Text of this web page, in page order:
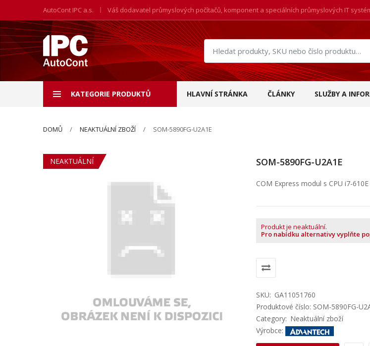
AutoCont IPC a.s. Váš dodavatel průmyslových počítačů, komponent a speciálních průmyslových IT
Hledat
produkty
KATEGORIE PRODUKTŮ HLAVNÍ STRÁNKA ČLÁNKY SLUŽBY A
DOMŮ NEAKTUÁLNÍ ZBOŽÍ SOM-5890FG-U2A1E
NEAKTUÁLNÍ SOM-5890FG-U2A1E
COM Express modul s CPU i7-610E
Produkt je neaktuální.
Pro nabídku alternativy vyplňte
SKU: GA11051760
Produktové číslo: SOM-5890FG-
Category: Neaktuální zboží
Výrobce: